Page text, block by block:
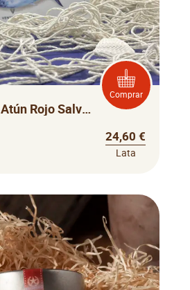
Comprar
Ventresca de Atún Rojo Salvaje Don Bocarte
24,60 €
Lata